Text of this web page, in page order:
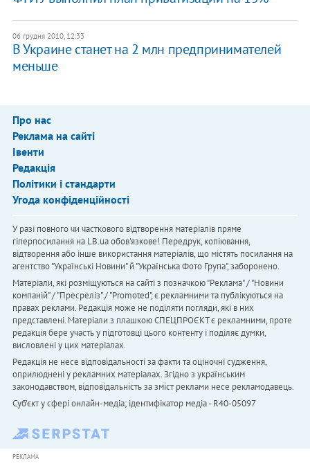
06 грудня 2010, 12:33
В Украине станет на 2 млн предпринимателей
меньше
Про нас
Реклама на сайті
Івенти
Редакція
Політики і стандарти
Угода конфіденційності
У разі повного чи часткового відтворення матеріалів пряме
гіперпосилання на LB.ua обов'язкове! Передрук, копіювання,
відтворення або інше використання матеріалів, що містять посилання на
агентство "Українськi Новини" й "Українська Фото Група", заборонено.
Матеріали, які розміщуються на сайті з позначкою "Реклама" / "Новини
компаній" / "Пресреліз" / "Promoted", є рекламними та публікуються на
правах реклами. Редакція може не поділяти погляди, які в них
представлені. Матеріали з плашкою СПЕЦПРОЄКТ є рекламними, проте
редакція бере участь у підготовці цього контенту і поділяє думки,
висловлені у цих матеріалах.
Редакція не несе відповідальності за факти та оціночні судження,
оприлюднені у рекламних матеріалах. Згідно з українським
законодавством, відповідальність за зміст реклами несе рекламодавець.
Cуб'єкт у сфері онлайн-медіа; ідентифікатор медіа - R40-05097
РЕКЛАМА